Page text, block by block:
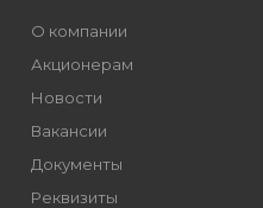
О компании
Акционерам
Новости
Вакансии
Документы
Реквизиты